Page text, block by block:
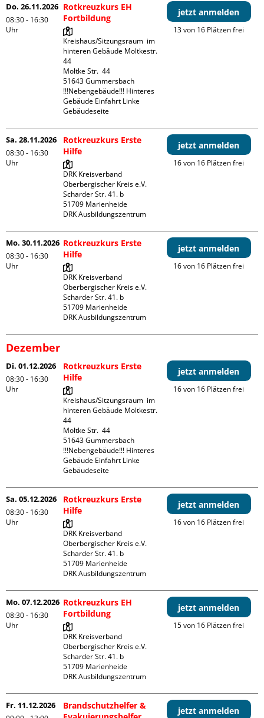
Do. 26.11.2026
08:30 - 16:30
Uhr
Rotkreuzkurs EH
Fortbildung
Kreishaus/Sitzungsraum  im
hinteren Gebäude Moltkestr.
44
Moltke Str.  44
51643 Gummersbach
!!!Nebengebäude!!! Hinteres
Gebäude Einfahrt Linke
Gebäudeseite
jetzt anmelden
13 von 16 Plätzen frei
Sa. 28.11.2026
08:30 - 16:30
Uhr
Rotkreuzkurs Erste
Hilfe
DRK Kreisverband
Oberbergischer Kreis e.V.
Scharder Str. 41. b
51709 Marienheide
DRK Ausbildungszentrum
jetzt anmelden
16 von 16 Plätzen frei
Mo. 30.11.2026
08:30 - 16:30
Uhr
Rotkreuzkurs Erste
Hilfe
DRK Kreisverband
Oberbergischer Kreis e.V.
Scharder Str. 41. b
51709 Marienheide
DRK Ausbildungszentrum
jetzt anmelden
16 von 16 Plätzen frei
Dezember
Di. 01.12.2026
08:30 - 16:30
Uhr
Rotkreuzkurs Erste
Hilfe
Kreishaus/Sitzungsraum  im
hinteren Gebäude Moltkestr.
44
Moltke Str.  44
51643 Gummersbach
!!!Nebengebäude!!! Hinteres
Gebäude Einfahrt Linke
Gebäudeseite
jetzt anmelden
16 von 16 Plätzen frei
Sa. 05.12.2026
08:30 - 16:30
Uhr
Rotkreuzkurs Erste
Hilfe
DRK Kreisverband
Oberbergischer Kreis e.V.
Scharder Str. 41. b
51709 Marienheide
DRK Ausbildungszentrum
jetzt anmelden
16 von 16 Plätzen frei
Mo. 07.12.2026
08:30 - 16:30
Uhr
Rotkreuzkurs EH
Fortbildung
DRK Kreisverband
Oberbergischer Kreis e.V.
Scharder Str. 41. b
51709 Marienheide
DRK Ausbildungszentrum
jetzt anmelden
15 von 16 Plätzen frei
Fr. 11.12.2026
Brandschutzhelfer &
jetzt anmelden